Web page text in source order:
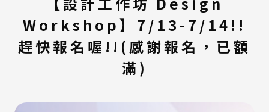
Workshop】7/13-7/14!!
趕快報名喔!!(感謝報名，已額
滿)